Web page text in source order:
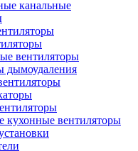
канальные
вентиляторы
дымоудаления
кухонные вентиляторы